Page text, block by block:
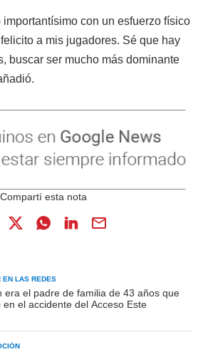
importantísimo con un esfuerzo físico
a mis jugadores. Sé que hay
buscar ser mucho más dominante
EN LAS REDES
era el padre de familia de 43 años que
en el accidente del Acceso Este